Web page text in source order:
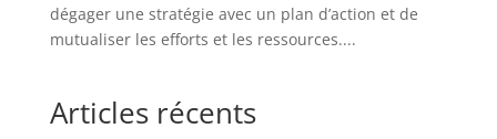
dégager une stratégie avec un plan d’action et de
mutualiser les efforts et les ressources....
Articles récents